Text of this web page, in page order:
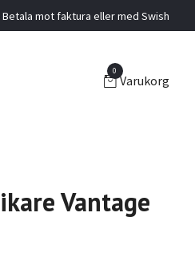
mot faktura eller med Swish
0
Varukorg
Vantage